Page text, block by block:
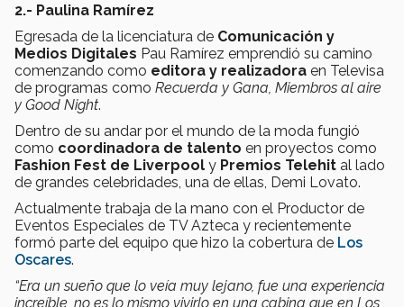
2.- Paulina Ramírez
Egresada de la licenciatura de Comunicación y
Medios Digitales Pau Ramírez emprendió su camino
comenzando como editora y realizadora en Televisa
de programas como Recuerda y Gana, Miembros al aire
y Good Night.
Dentro de su andar por el mundo de la moda fungió
como coordinadora de talento en proyectos como
Fashion Fest de Liverpool y Premios Telehit al lado
de grandes celebridades, una de ellas, Demi Lovato.
Actualmente trabaja de la mano con el Productor de
Eventos Especiales de TV Azteca y recientemente
formó parte del equipo que hizo la cobertura de Los
Oscares.
“Era un sueño que lo veía muy lejano, fue una experiencia
increíble, no es lo mismo vivirlo en una cabina que en Los